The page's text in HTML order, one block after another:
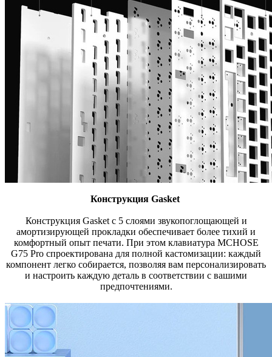
Конструкция Gasket
Конструкция Gasket с 5 слоями звукопоглощающей и
амортизирующей прокладки обеспечивает более тихий и
комфортный опыт печати. При этом клавиатура MCHOSE
G75 Pro спроектирована для полной кастомизации: каждый
компонент легко собирается, позволяя вам персонализировать
и настроить каждую деталь в соответствии с вашими
предпочтениями.